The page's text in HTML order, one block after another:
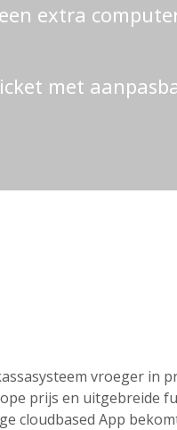
extra
met
vroeger in
prijs en uitgebreide
cloudbased App